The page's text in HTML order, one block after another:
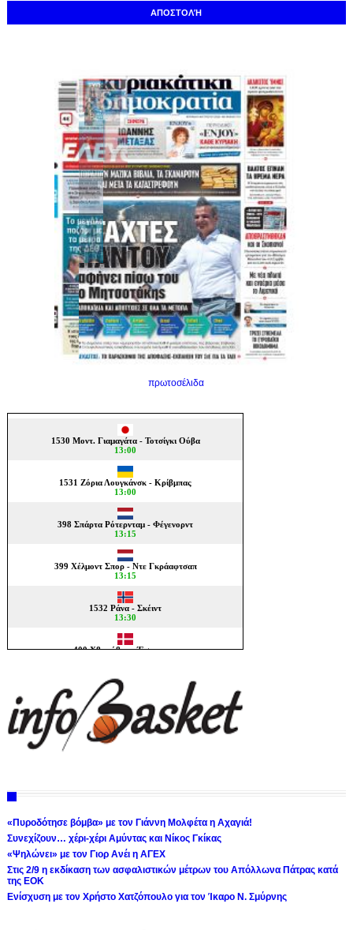
πρωτοσέλιδα
«Πυροδότησε βόμβα» με τον Γιάννη Μολφέτα η Αχαγιά!
Συνεχίζουν… χέρι-χέρι Αμύντας και Νίκος Γκίκας
«Ψηλώνει» με τον Γιορ Ανέι η ΑΓΕΧ
Στις 2/9 η εκδίκαση των ασφαλιστικών μέτρων του Απόλλωνα Πάτρας κατά
της ΕΟΚ
Ενίσχυση με τον Χρήστο Χατζόπουλο για τον Ίκαρο Ν. Σμύρνης